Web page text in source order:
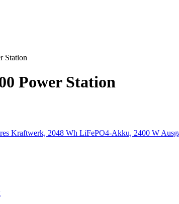
Station
Power Station
Kraftwerk, 2048 Wh LiFePO4-Akku, 2400 W